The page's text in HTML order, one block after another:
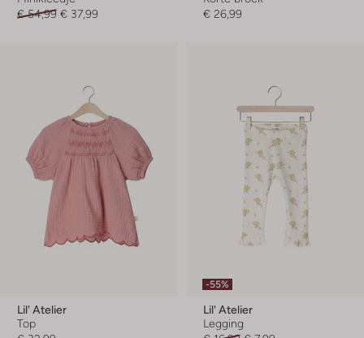
€ 54,99 € 37,99
€ 26,99
Lil' Atelier
Top
-55%
Lil' Atelier
Legging